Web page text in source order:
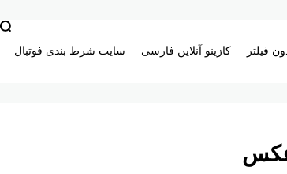
فیلتر کازینو آنلاین فارسی سایت شرط بندی فوتبال